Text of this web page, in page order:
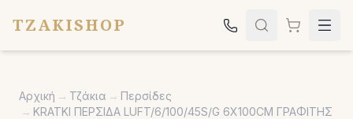
TZAKISHOP
Σόμπες
Αρχική → Τζάκια → Περσίδες
→ KRATKI ΠΕΡΣΙΔΑ LUFT/6/100/45S/G 6X100CM ΓΡΑΦΙΤΗΣ